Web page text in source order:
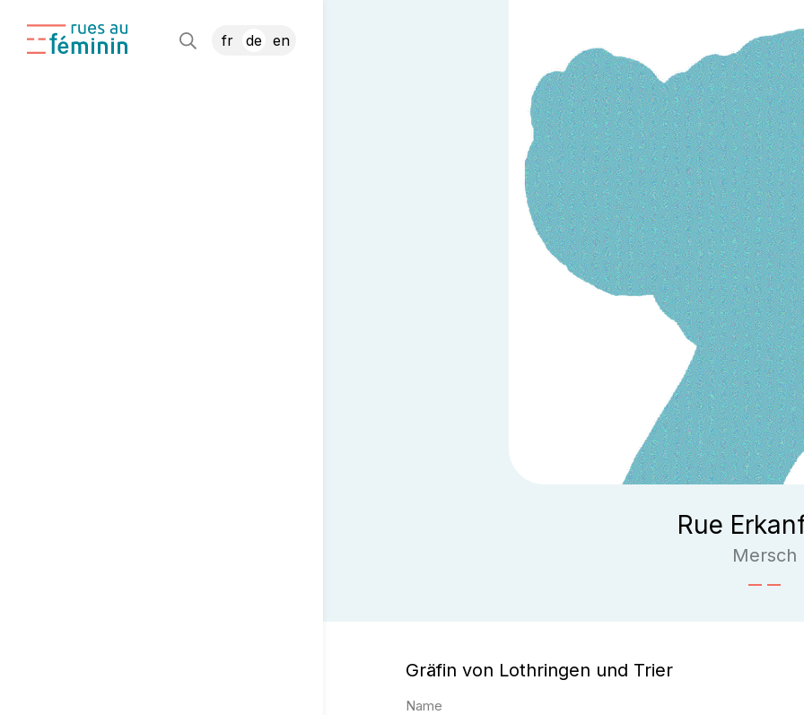
fr de en
Rue
Mersch
Gräfin von Lothringen und Trier
Name